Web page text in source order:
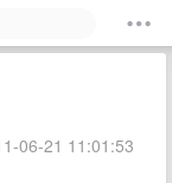
06-21 11:01:53